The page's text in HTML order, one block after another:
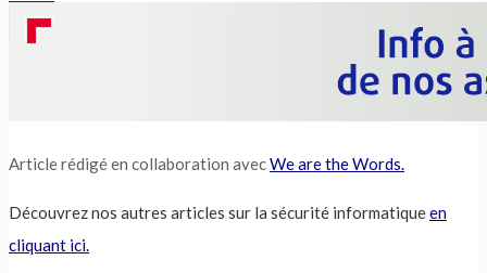
Article rédigé en collaboration avecWe are the Words.
Découvrez nos autres articles sur la sécurité informatiqueen
cliquant ici.